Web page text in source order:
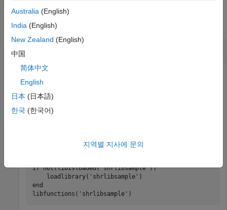
모두 축소
addpath(fullfile(matlabroot,
라이브러리의 함수를 표시합니다.
if not(libisloaded('shrlibsample'))
    loadlibrary(
'shrlibsample'
end
libfunctions( 'shrlibsample' )
Australia (English)
India (English)
New Zealand (English)
中国
简体中文
English
日本 (日本語)
한국 (한국어)
지역별 지사에 문의